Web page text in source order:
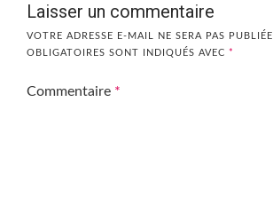
Laisser un commentaire
VOTRE ADRESSE E-MAIL NE SERA PAS PUBLIÉE.
OBLIGATOIRES SONT INDIQUÉS AVEC *
Commentaire *